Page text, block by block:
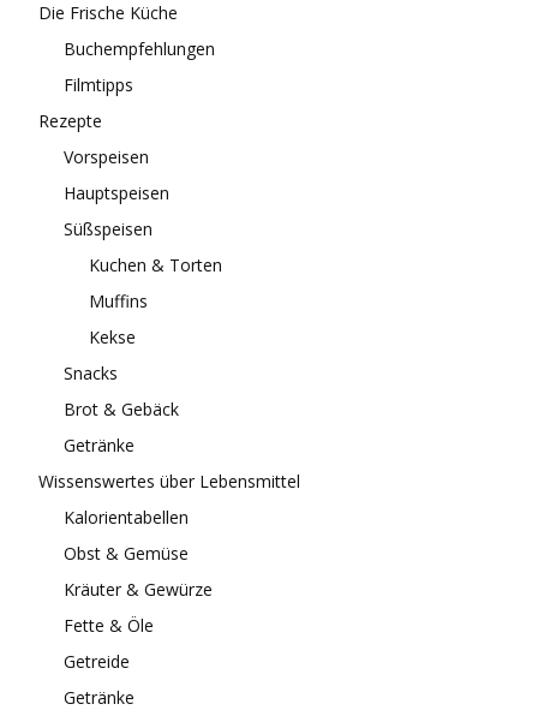
Die Frische Küche
Buchempfehlungen
Filmtipps
Rezepte
Vorspeisen
Hauptspeisen
Süßspeisen
Kuchen & Torten
Muffins
Kekse
Snacks
Brot & Gebäck
Getränke
Wissenswertes über Lebensmittel
Kalorientabellen
Obst & Gemüse
Kräuter & Gewürze
Fette & Öle
Getreide
Getränke